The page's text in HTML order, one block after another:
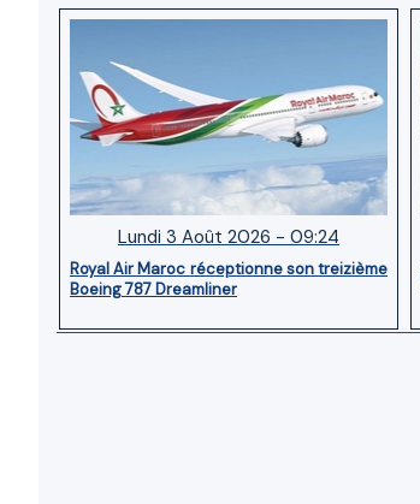
Lundi 3 Août 2026 - 09:24
Royal Air Maroc réceptionne son treizième
Boeing 787 Dreamliner